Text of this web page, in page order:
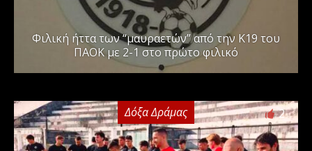
Φιλική ήττα των “μαυραετών” από την Κ19 του
ΠΑΟΚ με 2-1 στο πρώτο φιλικό
Δόξα Δράμας 2